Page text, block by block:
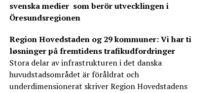
svenska medier som berör utvecklingen i
Öresundsregionen
Region Hovedstaden og 29 kommuner: Vi har ti
løsninger på fremtidens trafikudfordringer
Stora delar av infrastrukturen i det danska
huvudstadsområdet är föråldrat och
underdimensionerat skriver Region Hovedstadens